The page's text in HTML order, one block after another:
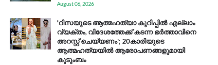
August 06, 2026
'റിസയുടെ ആത്മഹത്യാ കുറിപ്പിൽ എല്ലാം
വ്യക്തം, വിദേശത്തേക്ക് കടന്ന ഭർത്താവിനെ
അറസ്റ്റ് ചെയ്യണം'; 20കാരിയുടെ
ആത്മഹത്യയിൽ ആരോപണങ്ങളുമായി
കുടുംബം